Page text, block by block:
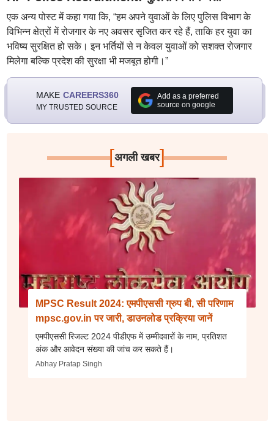
एक अन्य पोस्ट में कहा गया कि, “हम अपने युवाओं के लिए पुलिस विभाग के
विभिन्न क्षेत्रों में रोजगार के नए अवसर सृजित कर रहे हैं, ताकि हर युवा का
भविष्य सुरक्षित हो सके। इन भर्तियों से न केवल युवाओं को सशक्त रोजगार
मिलेगा बल्कि प्रदेश की सुरक्षा भी मजबूत होगी।”
MAKE CAREERS360
MY TRUSTED SOURCE
Add as a preferred
source on google
[अगली खबर]
MPSC Result 2024: एमपीएससी ग्रुप बी, सी परिणाम
mpsc.gov.in पर जारी, डाउनलोड प्रक्रिया जानें
एमपीएससी रिजल्ट 2024 पीडीएफ में उम्मीदवारों के नाम, प्रतिशत
अंक और आवेदन संख्या की जांच कर सकते हैं।
Abhay Pratap Singh